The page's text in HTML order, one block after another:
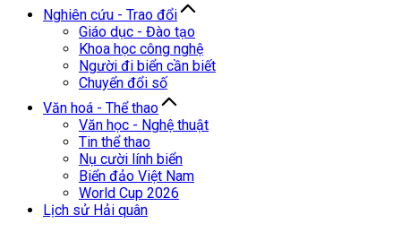
Nghiên cứu - Trao đổi
Giáo dục - Đào tạo
Khoa học công nghệ
Người đi biển cần biết
Chuyển đổi số
Văn hoá - Thể thao
Văn học - Nghệ thuật
Tin thể thao
Nụ cười lính biển
Biển đảo Việt Nam
World Cup 2026
Lịch sử Hải quân